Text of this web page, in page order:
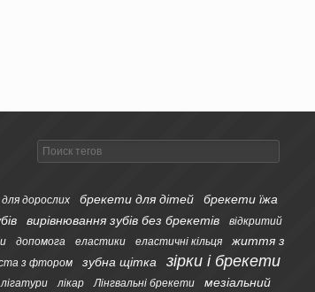
дорослих брекети для дітей брекети їжа
вирівнювання зубів без брекетів
відкритий
допомога еластики еластичні кільця
життя з
з фтором зубна щітка зірки і брекети
лігатури лікар Лінгвальні брекети мезіальний